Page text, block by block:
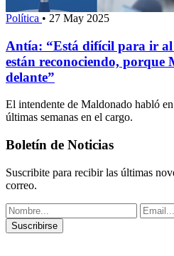
Política • 27 May 2025
Antía: “Está difícil para ir al
están reconociendo, porque
delante”
El intendente de Maldonado habló
últimas semanas en el cargo.
Boletín de Noticias
Suscribite para recibir las últimas
correo.
Suscribirse